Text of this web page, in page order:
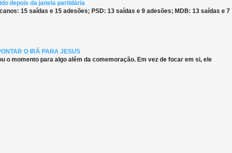
depois da janela partidária
15 saídas e 15 adesões; PSD: 13 saídas e 9 adesões; MDB: 13 saídas e 7
O IRÃ PARA JESUS
o momento para algo além da comemoração. Em vez de focar em si, ele